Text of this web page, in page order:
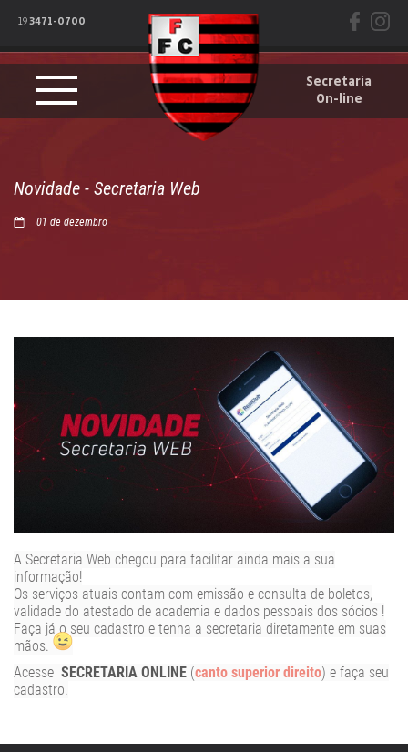
193471-0700
Secretaria
On-line
Novidade - Secretaria Web
01 de dezembro
A Secretaria Web chegou para facilitar ainda mais a sua
informação!
Os serviços atuais contam com emissão e consulta de boletos,
validade do atestado de academia e dados pessoais dos sócios !
Faça já o seu cadastro e tenha a secretaria diretamente em suas
mãos.
Acesse SECRETARIA ONLINE (canto superior direito) e faça seu
cadastro.